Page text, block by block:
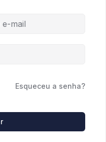
Esqueceu a senha?